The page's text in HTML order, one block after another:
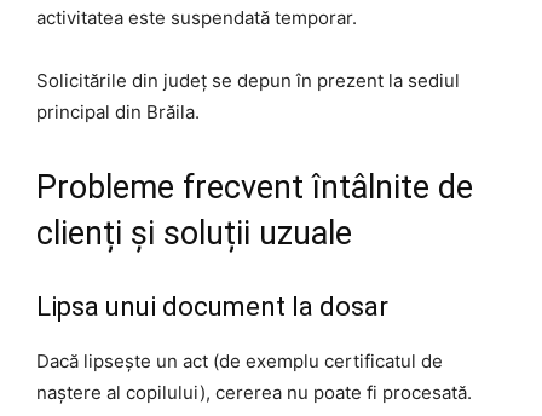
activitatea este suspendată temporar.
Solicitările din județ se depun în prezent la sediul
principal din Brăila.
Probleme frecvent întâlnite de
clienți și soluții uzuale
Lipsa unui document la dosar
Dacă lipsește un act (de exemplu certificatul de
naștere al copilului), cererea nu poate fi procesată.